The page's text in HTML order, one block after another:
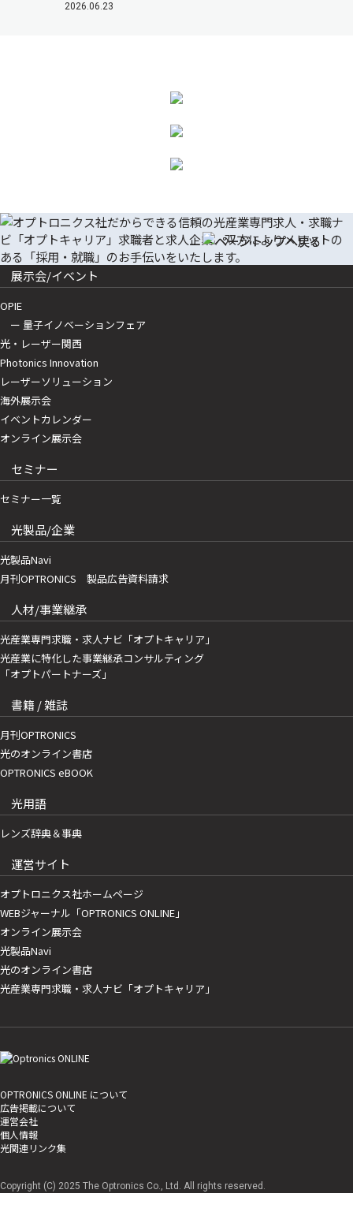
2026.06.23
展示会/イベント
OPIE
ー 量子イノベーションフェア
光・レーザー関西
Photonics Innovation
レーザーソリューション
海外展示会
イベントカレンダー
オンライン展示会
セミナー
セミナー一覧
光製品/企業
光製品Navi
月刊OPTRONICS 製品広告資料請求
人材/事業継承
光産業専門求職・求人ナビ「オプトキャリア」
光産業に特化した事業継承コンサルティング
「オプトパートナーズ」
書籍 / 雑誌
月刊OPTRONICS
光のオンライン書店
OPTRONICS eBOOK
光用語
レンズ辞典＆事典
運営サイト
オプトロニクス社ホームページ
WEBジャーナル「OPTRONICS ONLINE」
オンライン展示会
光製品Navi
光のオンライン書店
光産業専門求職・求人ナビ「オプトキャリア」
OPTRONICS ONLINE について
広告掲載について
運営会社
個人情報
光関連リンク集
Copyright (C) 2025 The Optronics Co., Ltd. All rights reserved.